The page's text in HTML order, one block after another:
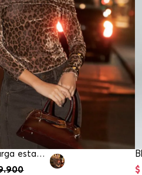
Blusa manga larga estampada para mujer
.900 $